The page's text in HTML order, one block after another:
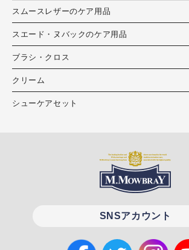
スムースレザーのケア用品
スエード・ヌバックのケア用品
ブラシ・クロス
クリーム
シューケアセット
SNSアカウント